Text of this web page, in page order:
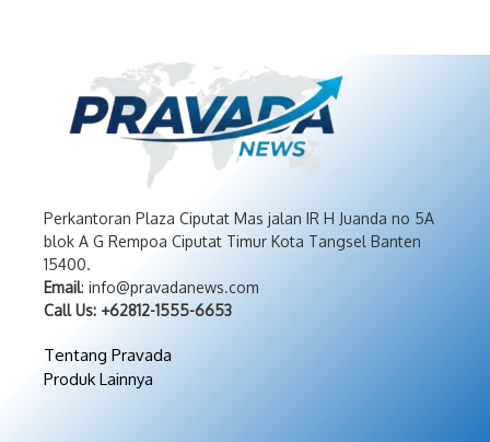
Perkantoran Plaza Ciputat Mas jalan IR H Juanda no 5A
blok A G Rempoa Ciputat Timur Kota Tangsel Banten
15400.
Email: info@pravadanews.com
Call Us: +62812-1555-6653
Tentang Pravada
Produk Lainnya